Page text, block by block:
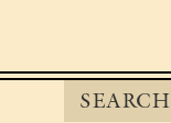
SEARCH